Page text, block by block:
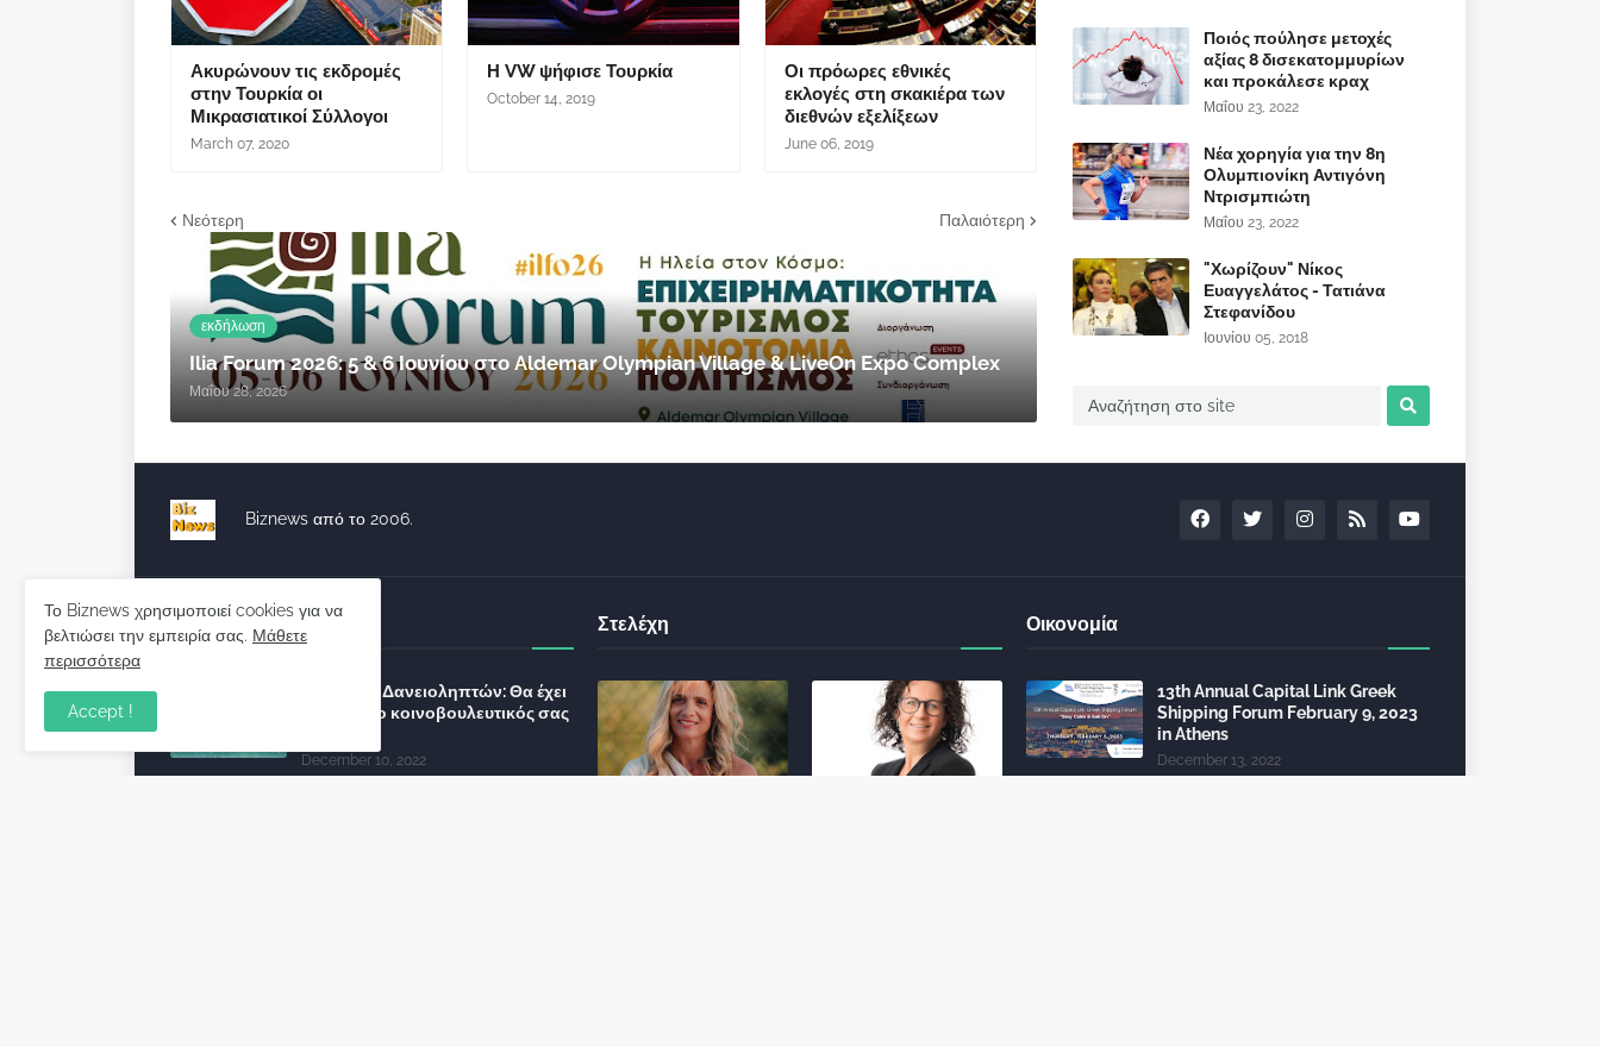
Ακυρώνουν τις εκδρομές
στην Τουρκία οι
Μικρασιατικοί Σύλλογοι
March 07, 2020
Η VW ψήφισε Τουρκία
October 14, 2019
Οι πρόωρες εθνικές
εκλογές στη σκακιέρα των
διεθνών εξελίξεων
June 06, 2019
Νεότερη Παλαιότερη
εκδήλωση
Ilia Forum 2026: 5 & 6 Ιουνίου στο Aldemar Olympian Village & LiveOn Expo Complex
Μαΐου 28, 2026
Ποιός πούλησε μετοχές
αξίας 8 δισεκατομμυρίων
και προκάλεσε κραχ
Μαΐου 23, 2022
Νέα χορηγία για την 8η
Ολυμπιονίκη Αντιγόνη
Ντρισμπιώτη
Μαΐου 23, 2022
"Χωρίζουν" Νίκος
Ευαγγελάτος - Τατιάνα
Στεφανίδου
Ιουνίου 05, 2018
Biznews από το 2006.
Απόψεις
Σύλλογος Δανειοληπτών: Θα έχει
συνέχεια ο κοινοβουλευτικός σας
December 10, 2022
Στελέχη Οικονομία
13th Annual Capital Link Greek
Shipping Forum February 9, 2023
in Athens
December 13, 2022
Το Biznews χρησιμοποιεί cookies για να
βελτιώσει την εμπειρία σας. Μάθετε
περισσότερα
Accept !